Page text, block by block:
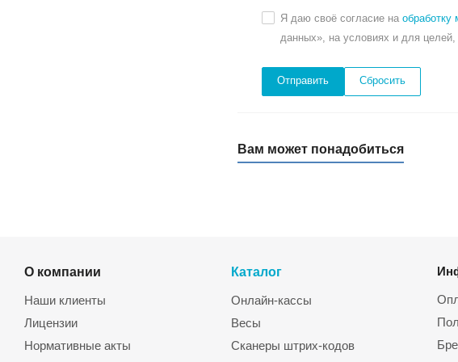
Я даю своё согласие на обработку
данных», на условиях и для
Сбросить
Вам может понадобиться
О компании
Наши клиенты
Лицензии
Нормативные акты
Каталог
Онлайн-кассы
Весы
Сканеры штрих-кодов